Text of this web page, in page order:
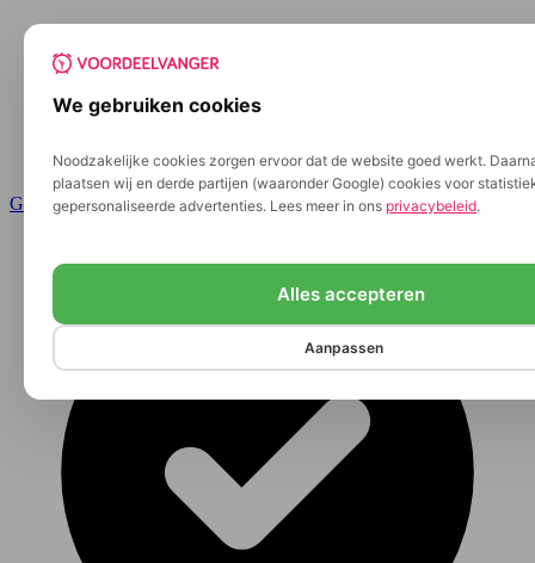
We gebruiken cookies
Noodzakelijke cookies zorgen ervoor dat de website goed werkt.
plaatsen wij en derde partijen (waaronder Google) cookies voor
gepersonaliseerde advertenties. Lees meer in ons privacybeleid.
Alles accepteren
Aanpassen
Ga naar de inhoud